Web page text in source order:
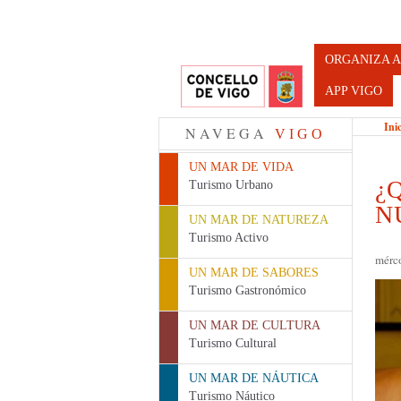
Turismo
ORGANIZA
APP VIGO
NAVEGA VIGO
UN MAR DE VIDA
Turismo Urbano
UN MAR DE NATUREZA
Turismo Activo
UN MAR DE SABORES
Turismo Gastronómico
UN MAR DE CULTURA
Turismo Cultural
UN MAR DE NÁUTICA
Turismo Náutico